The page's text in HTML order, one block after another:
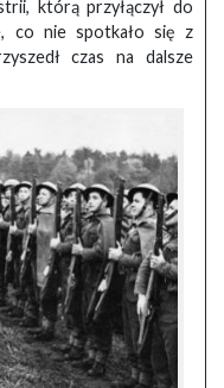
którą przyłączył do
co nie spotkało się z
czas na dalsze